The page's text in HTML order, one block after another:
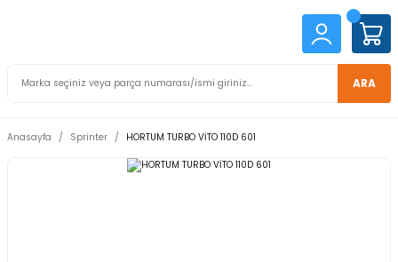
ARA
Anasayfa Sprinter HORTUM TURBO VİTO 110D 601